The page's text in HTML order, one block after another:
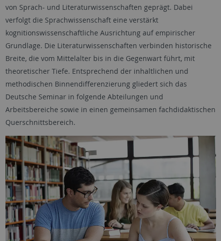
von Sprach- und Literaturwissenschaften geprägt. Dabei
verfolgt die Sprachwissenschaft eine verstärkt
kognitionswissenschaftliche Ausrichtung auf empirischer
Grundlage. Die Literaturwissenschaften verbinden historische
Breite, die vom Mittelalter bis in die Gegenwart führt, mit
theoretischer Tiefe. Entsprechend der inhaltlichen und
methodischen Binnendifferenzierung gliedert sich das
Deutsche Seminar in folgende Abteilungen und
Arbeitsbereiche sowie in einen gemeinsamen fachdidaktischen
Querschnittsbereich.